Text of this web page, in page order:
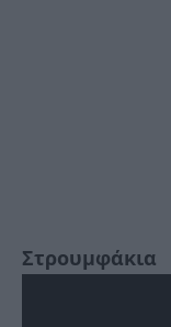
Στρουμφάκια